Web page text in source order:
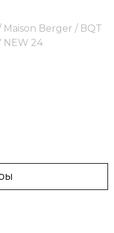
Maison Berger / BQT
NEW 24